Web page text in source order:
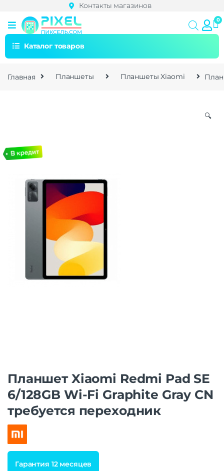
Контакты магазинов
Каталог товаров
Главная Планшеты Планшеты Xiaomi
🔍
Планшет Xiaomi Redmi Pad SE
6/128GB Wi-Fi Graphite Gray CN
требуется переходник
Гарантия 12 месяцев